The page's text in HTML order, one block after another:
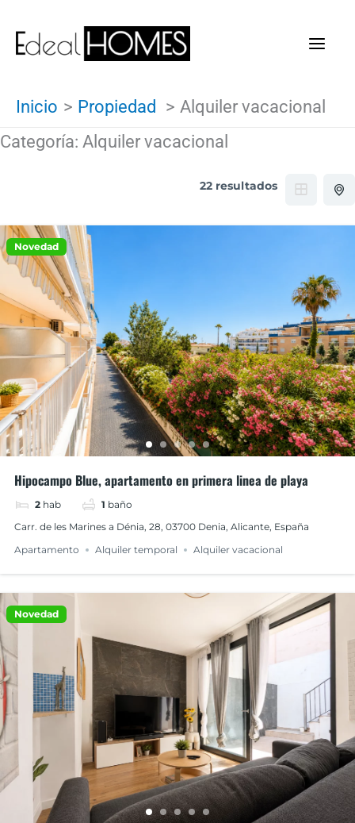
Inicio
Propiedad
Alquiler vacacional
Categoría: Alquiler vacacional
22 resultados
Novedad
Hipocampo Blue, apartamento en primera linea de playa
2 hab 1 baño
Carr. de les Marines a Dénia, 28, 03700 Denia, Alicante, España
Apartamento
Alquiler temporal Alquiler vacacional
Novedad